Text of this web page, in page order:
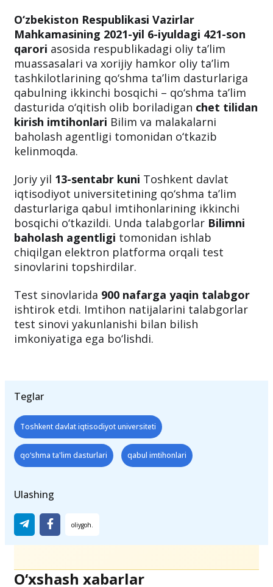
qabul imtihonlari o‘tkazildi
O‘zbekiston Respublikasi Vazirlar
Mahkamasining 2021-yil 6-iyuldagi 421-son
qaroriasosida respublikadagi oliy ta’lim
muassasalari va xorijiy hamkor oliy ta’lim
tashkilotlarining qo‘shma ta’lim dasturlariga
qabulning ikkinchi bosqichi – qo‘shma ta’lim
dasturida o‘qitish olib boriladigan
baholash agentligi tomonidan o‘tkazib
kelinmoqda.
Joriy yil13-sentabr kuniToshkent davlat
iqtisodiyot universitetining qo‘shma ta’lim
dasturlariga qabul imtihonlarining ikkinchi
bosqichi o‘tkazildi. Unda talabgorlar
chiqilgan elektron platforma orqali test
sinovlarini topshirdilar.
Test sinovlarida900 nafarga yaqin talabgor
Teglar
Toshkent davlat iqtisodiyot universiteti
qo‘shma ta'lim dasturlari
Ulashing